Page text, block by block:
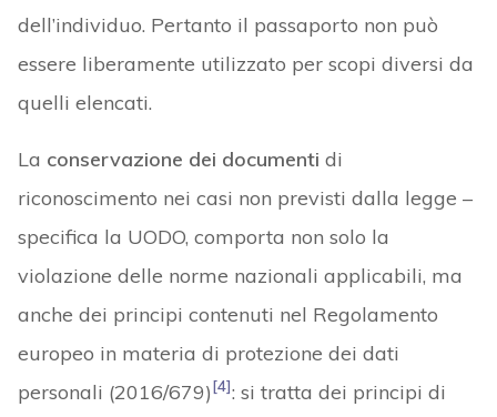
dell’individuo. Pertanto il passaporto non può
essere liberamente utilizzato per scopi diversi da
quelli elencati.
La conservazione dei documenti di
riconoscimento nei casi non previsti dalla legge –
specifica la UODO, comporta non solo la
violazione delle norme nazionali applicabili, ma
anche dei principi contenuti nel Regolamento
europeo in materia di protezione dei dati
personali (2016/679)[4]: si tratta dei principi di